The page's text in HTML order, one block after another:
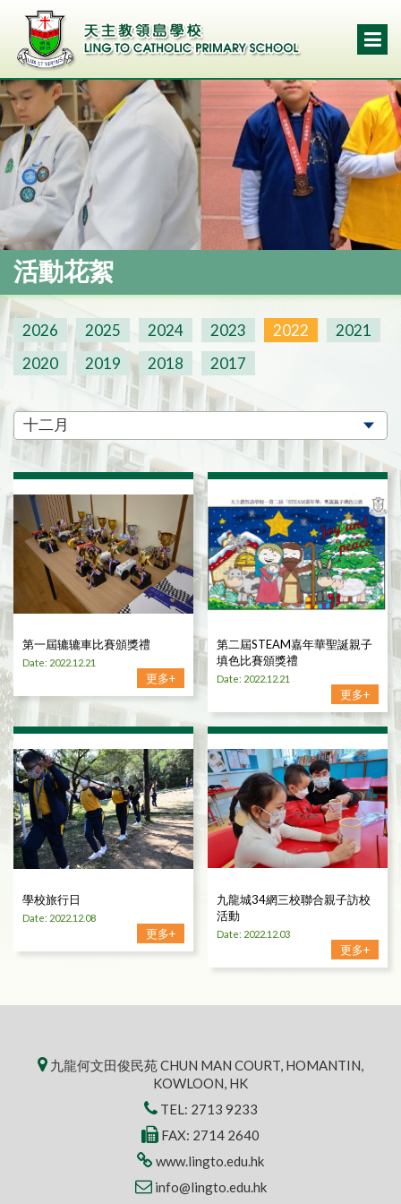
活動花絮
2026 2025 2024 2023 2022
2021
2020
2019 2018 2017
第一屆辘辘車比賽頒獎禮
Date: 2022.12.21
更多+
第二屆STEAM嘉年華聖誕親子
填色比賽頒獎禮
Date: 2022.12.21
更多+
學校旅行日
Date: 2022.12.08
更多+
九龍城34網三校聯合親子訪校
活動
Date: 2022.12.03
更多+
九龍何文田俊民苑 CHUN MAN COURT, HOMANTIN,
KOWLOON, HK
TEL: 2713 9233
FAX: 2714 2640
www.lingto.edu.hk
info@lingto.edu.hk